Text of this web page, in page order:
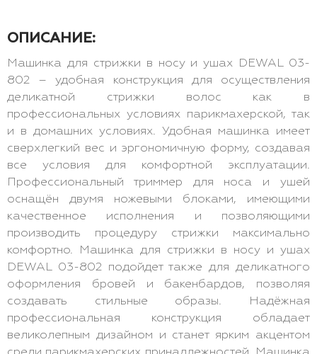
ОПИСАНИЕ:
Машинка для стрижки в носу и ушах DEWAL 03-
802 – удобная конструкция для осуществления
деликатной стрижки волос как в
профессиональных условиях парикмахерской, так
и в домашних условиях. Удобная машинка имеет
сверхлегкий вес и эргономичную форму, создавая
все условия для комфортной эксплуатации.
Профессиональный триммер для носа и ушей
оснащён двумя ножевыми блоками, имеющими
качественное исполнения и позволяющими
производить процедуру стрижки максимально
комфортно. Машинка для стрижки в носу и ушах
DEWAL 03-802 подойдет также для деликатного
оформления бровей и бакенбардов, позволяя
создавать стильные образы. Надёжная
профессиональная конструкция обладает
великолепным дизайном и станет ярким акцентом